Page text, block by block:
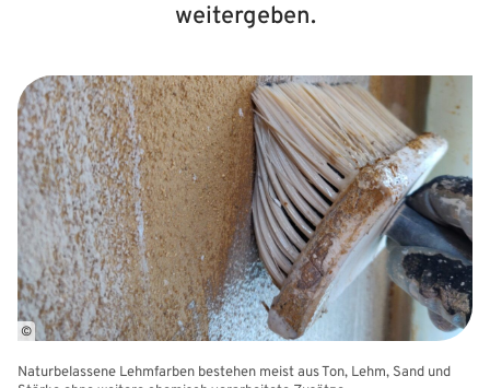
weitergeben.
©
Naturbelassene Lehmfarben bestehen meist aus Ton, Lehm, Sand und